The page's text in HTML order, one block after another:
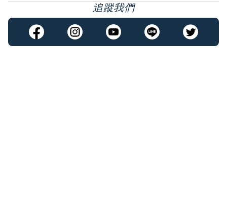
追蹤我們